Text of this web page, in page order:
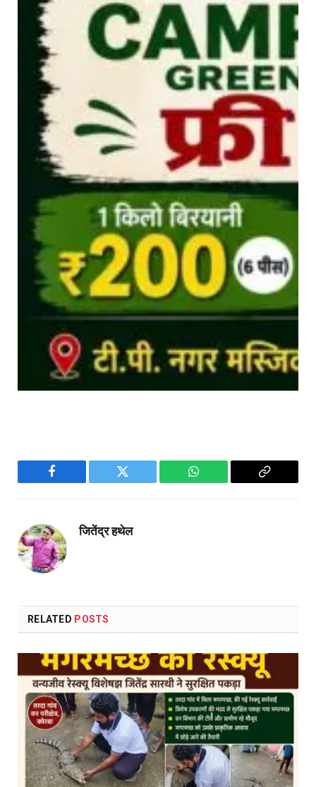
Facebook Twitter WhatsApp
Copy
जितेंद्र हथेल
RELATED POSTS